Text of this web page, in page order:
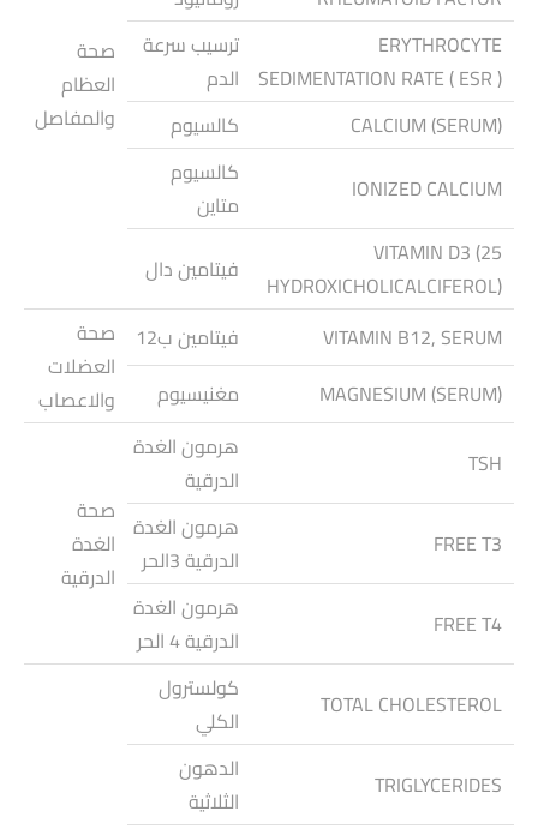
صحة
العظام
والمفاصل
ERYTHROCYTE
SEDIMENTATION RATE ( ESR )
ترسيب سرعة
الدم
CALCIUM (SERUM)
كالسيوم
IONIZED CALCIUM
كالسيوم
متاين
VITAMIN D3 (25
HYDROXICHOLICALCIFEROL)
فيتامين دال
VITAMIN B12, SERUM
فيتامين ب12
صحة
العضلات
والاعصاب
MAGNESIUM (SERUM)
مغنيسيوم
TSH
هرمون الغدة
الدرقية
صحة
الغدة
الدرقية
FREE T3
هرمون الغدة
الدرقية 3الحر
FREE T4
هرمون الغدة
الدرقية 4 الحر
TOTAL CHOLESTEROL
كولسترول
الكلي
TRIGLYCERIDES
الدهون
الثلاثية